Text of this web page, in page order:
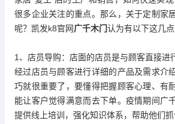
很多企业关注的重点。那么，关于定制家
呢？ 凯发k8官网广千木门认为有以下这几点
1、店员导购：店面的店员是与顾客直接进
经过店员与顾客进行详细的产品及需求介
巧就很重要了，要懂得把握顾客心理、有
能让客户觉得满意而去下单。疫情期间广
提供线上培训，强化知识体系，帮助他们抓